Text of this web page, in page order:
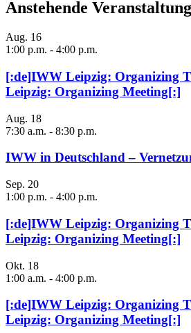
Anstehende
Aug. 16
1:00 p.m. - 4:00 p.m.
[:de]IWW Leipzig: Organizing
Leipzig: Organizing Meeting[:]
Aug. 18
7:30 a.m. - 8:30 p.m.
IWW in Deutschland –
Sep. 20
1:00 p.m. - 4:00 p.m.
[:de]IWW Leipzig: Organizing
Leipzig: Organizing Meeting[:]
Okt. 18
1:00 a.m. - 4:00 p.m.
[:de]IWW Leipzig: Organizing
Leipzig: Organizing Meeting[:]